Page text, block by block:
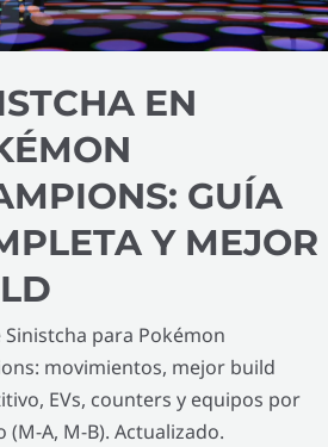
EN
GUÍA
Y MEJOR
Sinistcha para Pokémon
movimientos, mejor build
EVs, counters y equipos por
A, M-B). Actualizado.